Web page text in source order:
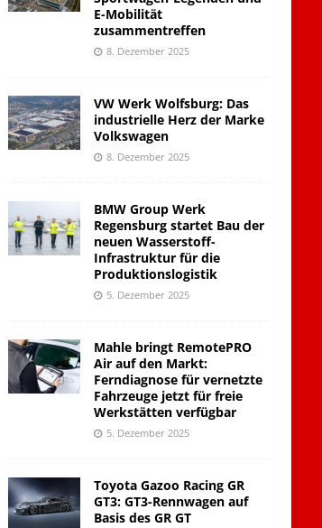
E-Mobilität
zusammentreffen
8. Dezember 2025
VW Werk Wolfsburg: Das
industrielle Herz der Marke
Volkswagen
8. Dezember 2025
BMW Group Werk
Regensburg startet Bau der
neuen Wasserstoff-
Infrastruktur für die
Produktionslogistik
5. Dezember 2025
Mahle bringt RemotePRO
Air auf den Markt:
Ferndiagnose für vernetzte
Fahrzeuge jetzt für freie
Werkstätten verfügbar
5. Dezember 2025
Toyota Gazoo Racing GR
GT3: GT3-Rennwagen auf
Basis des GR GT